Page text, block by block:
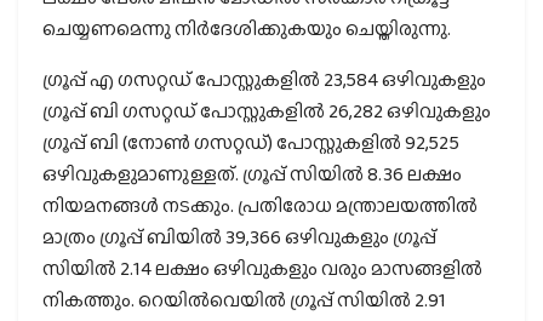
ചെയ്യണമെന്നു നിര്‍ദേശിക്കുകയും ചെയ്തിരുന്നു.
ഗ്രൂപ്പ് എ ഗസറ്റഡ് പോസ്റ്റുകളില്‍ 23,584 ഒഴിവുകളും
ഗ്രൂപ്പ് ബി ഗസറ്റഡ് പോസ്റ്റുകളില്‍ 26,282 ഒഴിവുകളും
ഗ്രൂപ്പ് ബി (നോണ്‍ ഗസറ്റഡ്) പോസ്റ്റുകളില്‍ 92,525
ഒഴിവുകളുമാണുള്ളത്. ഗ്രൂപ്പ് സിയില്‍ 8.36 ലക്ഷം
നിയമനങ്ങള്‍ നടക്കും. പ്രതിരോധ മന്ത്രാലയത്തില്‍
മാത്രം ഗ്രൂപ്പ് ബിയില്‍ 39,366 ഒഴിവുകളും ഗ്രൂപ്പ്
സിയില്‍ 2.14 ലക്ഷം ഒഴിവുകളും വരും മാസങ്ങളില്‍
നികത്തും. റെയില്‍വെയില്‍ ഗ്രൂപ്പ് സിയില്‍ 2.91